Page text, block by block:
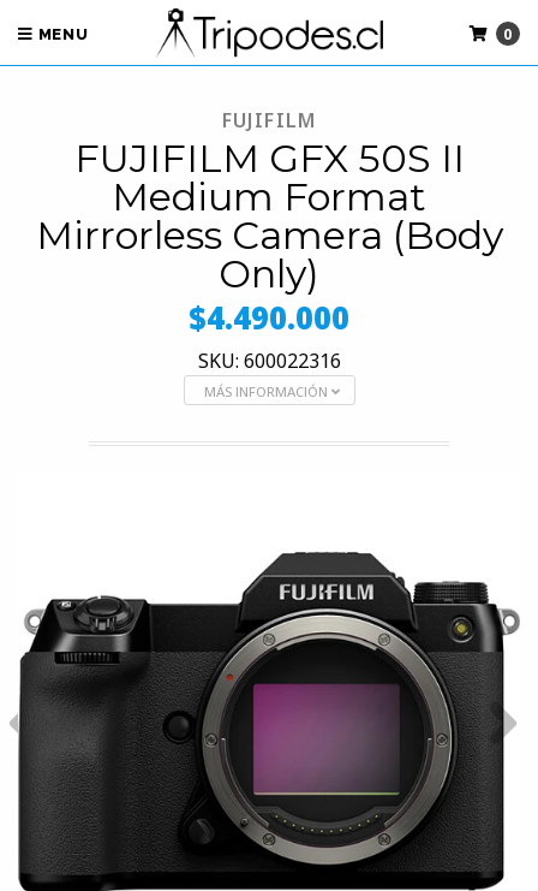
MENU 0
FUJIFILM
FUJIFILM GFX 50S II
Medium Format
Mirrorless Camera (Body
Only)
$4.490.000
SKU: 600022316
MÁS INFORMACIÓN